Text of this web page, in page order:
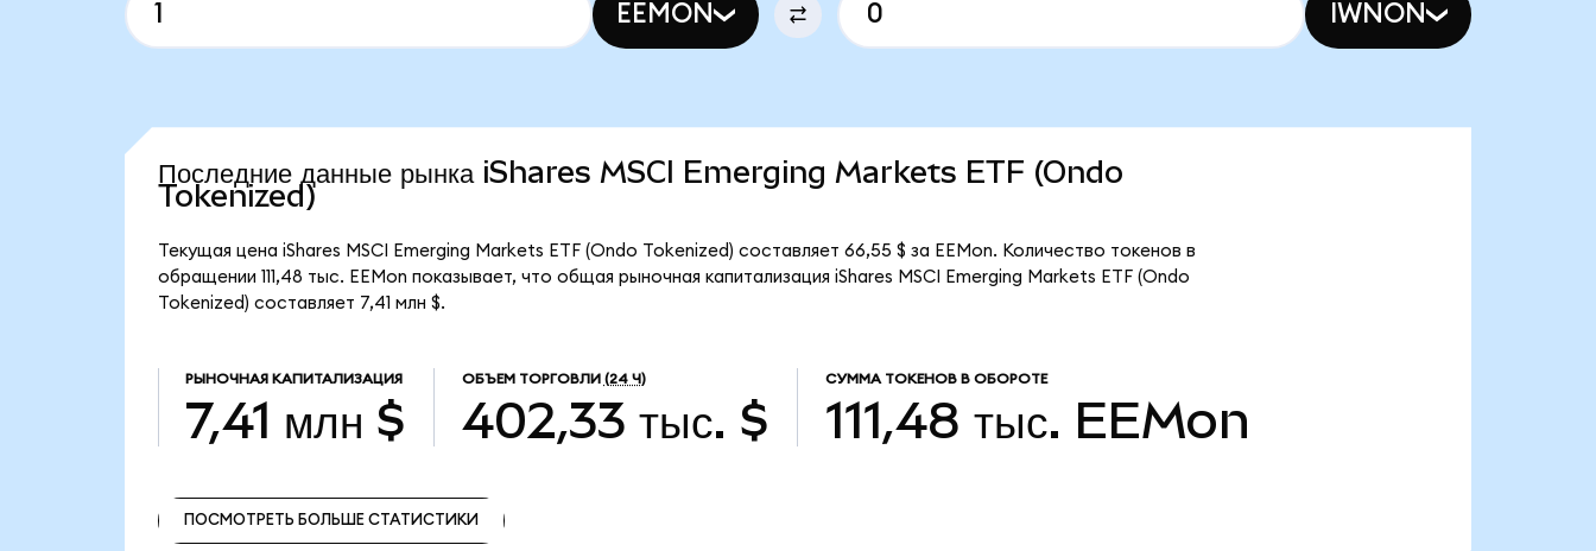
EEMON IWNON
Последние данные рынка iShares MSCI Emerging Markets ETF (Ondo
Tokenized)
Текущая цена iShares MSCI Emerging Markets ETF (Ondo Tokenized) составляет 66,55 $ за EEMon. Количество токенов в
обращении 111,48 тыс. EEMon показывает, что общая рыночная капитализация iShares MSCI Emerging Markets ETF (Ondo
Tokenized) составляет 7,41 млн $.
РЫНОЧНАЯ КАПИТАЛИЗАЦИЯ
7,41 млн $
ОБЪЕМ ТОРГОВЛИ (24 Ч)
402,33 тыс. $
СУММА ТОКЕНОВ В ОБОРОТЕ
111,48 тыс. EEMon
ПОСМОТРЕТЬ БОЛЬШЕ СТАТИСТИКИ